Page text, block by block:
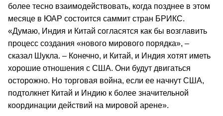
более тесно взаимодействовать, когда позднее в этом
месяце в ЮАР состоится саммит стран БРИКС.
«Думаю, Индия и Китай согласятся как бы возглавить
процесс создания «нового мирового порядка», –
сказал Шукла. – Конечно, и Китай, и Индия хотят иметь
хорошие отношения с США. Они будут двигаться
осторожно. Но торговая война, если ее начнут США,
подтолкнет Китай и Индию к более значительной
координации действий на мировой арене».